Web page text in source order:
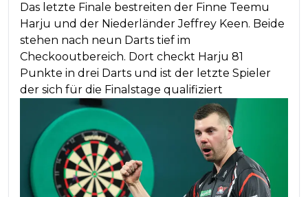
Das letzte Finale bestreiten der Finne Teemu
Harju und der Niederländer Jeffrey Keen. Beide
stehen nach neun Darts tief im
Checkooutbereich. Dort checkt Harju 81
Punkte in drei Darts und ist der letzte Spieler
der sich für die Finalstage qualifiziert